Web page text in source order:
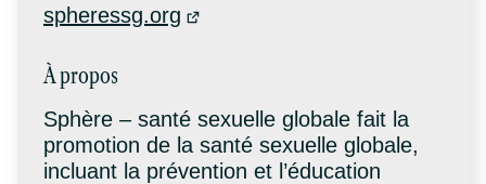
spheressg.org
À propos
Sphère – santé sexuelle globale fait la
promotion de la santé sexuelle globale,
incluant la prévention et l’éducation